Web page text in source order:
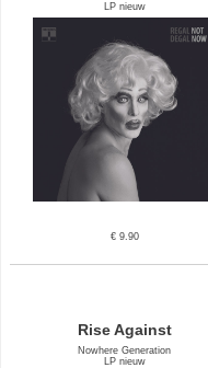
LP nieuw
€ 9.90
Rise Against
Nowhere Generation
LP nieuw